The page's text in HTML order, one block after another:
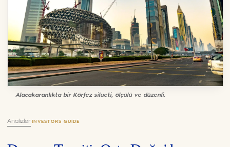
中文
TR Türkçe
Analizler· INVESTORS GUIDE
Alacakaranlıkta bir Körfez silueti, ölçülü ve düzenli.